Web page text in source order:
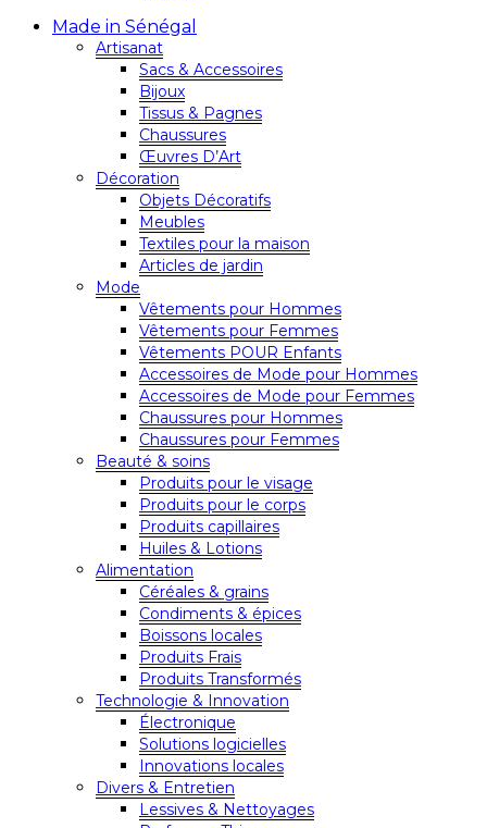
Made in Sénégal
Artisanat
Sacs & Accessoires
Bijoux
Tissus & Pagnes
Chaussures
Œuvres D’Art
Décoration
Objets Décoratifs
Meubles
Textiles pour la maison
Articles de jardin
Mode
Vêtements pour Hommes
Vêtements pour Femmes
Vêtements POUR Enfants
Accessoires de Mode pour Hommes
Accessoires de Mode pour Femmes
Chaussures pour Hommes
Chaussures pour Femmes
Beauté & soins
Produits pour le visage
Produits pour le corps
Produits capillaires
Huiles & Lotions
Alimentation
Céréales & grains
Condiments & épices
Boissons locales
Produits Frais
Produits Transformés
Technologie & Innovation
Électronique
Solutions logicielles
Innovations locales
Divers & Entretien
Lessives & Nettoyages